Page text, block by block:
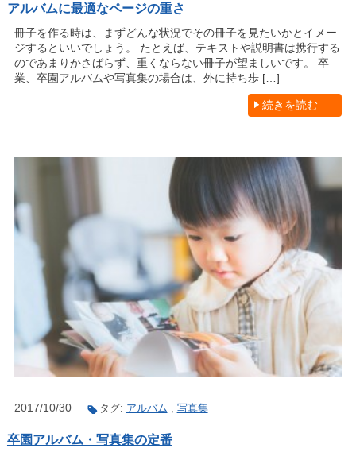
アルバムに最適なページの重さ
冊子を作る時は、まずどんな状況でその冊子を見たいかとイメー
ジするといいでしょう。 たとえば、テキストや説明書は携行する
のであまりかさばらず、重くならない冊子が望ましいです。 卒
業、卒園アルバムや写真集の場合は、外に持ち歩 […]
続きを読む
2017/10/30 タグ: アルバム 写真集
卒園アルバム・写真集の定番